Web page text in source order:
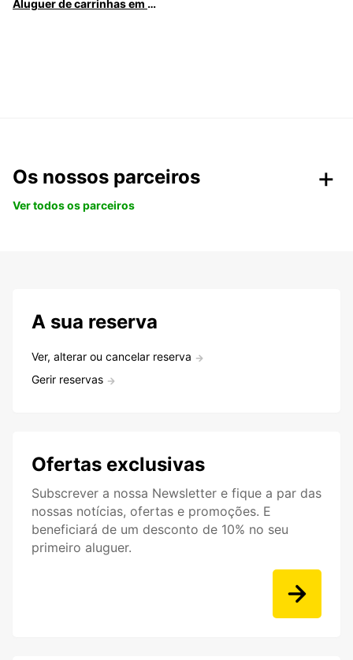
Aluguer de carrinhas em Caldas da Rainha
Os nossos parceiros
Ver todos os parceiros
A sua reserva
Ver, alterar ou cancelar reserva
Gerir reservas
Ofertas exclusivas
Subscrever a nossa Newsletter e fique a par das
nossas notícias, ofertas e promoções. E
beneficiará de um desconto de 10% no seu
primeiro aluguer.